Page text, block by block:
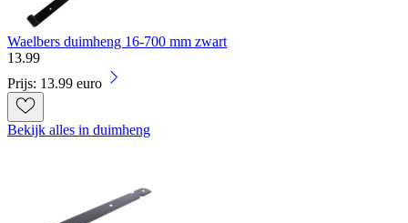
Waelbers duimheng 16-700 mm zwart
13.99
Prijs: 13.99 euro
Bekijk alles in duimheng